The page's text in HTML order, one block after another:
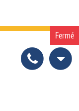
Fermé